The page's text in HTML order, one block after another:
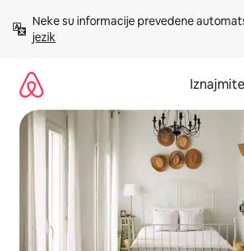
sadržaj
Neke su informacije prevedene
jezik